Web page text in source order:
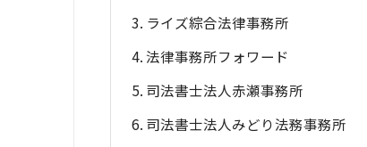
ライズ綜合法律事務所
法律事務所フォワード
司法書士法人赤瀬事務所
司法書士法人みどり法務事務所